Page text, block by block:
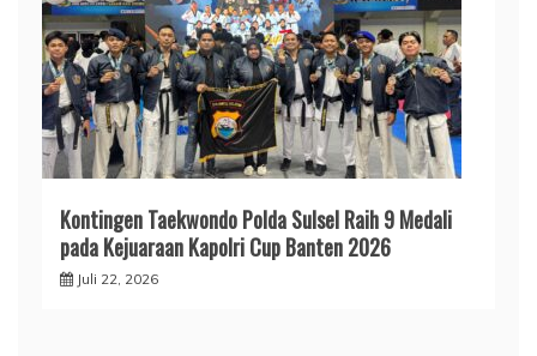
Kontingen Taekwondo Polda Sulsel Raih 9 Medali
pada Kejuaraan Kapolri Cup Banten 2026
Juli 22, 2026